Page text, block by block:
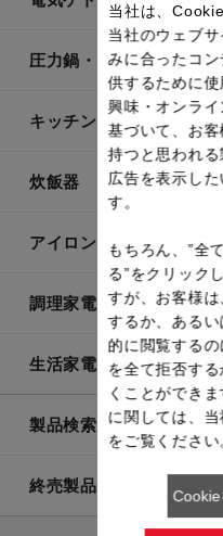
圧力鍋・電気圧力鍋
キッチン用品
炊飯器
アイロン・衣類スチーマ
調理家電
生活家電
製品検索一覧
終売製品一覧
当社は、
当社のウェブ
みに合ったコ
供するために
興味・オンラ
基づいて、お
持つと思われ
広告を表示し
す。
もちろん、”全
る”をクリック
すが、お客様
するか、ある
的に閲覧する
を全て拒否す
くことができ
に関しては、当
をご覧ください